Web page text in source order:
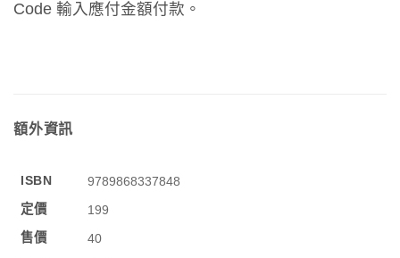
Code 輸入應付金額付款。
額外資訊
ISBN
9789868337848
定價
199
售價
40